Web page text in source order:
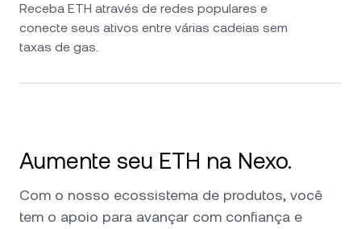
Receba ETH através de redes populares e
conecte seus ativos entre várias cadeias sem
taxas de gas.
Aumente seu ETH na Nexo.
Com o nosso ecossistema de produtos, você
tem o apoio para avançar com confiança e